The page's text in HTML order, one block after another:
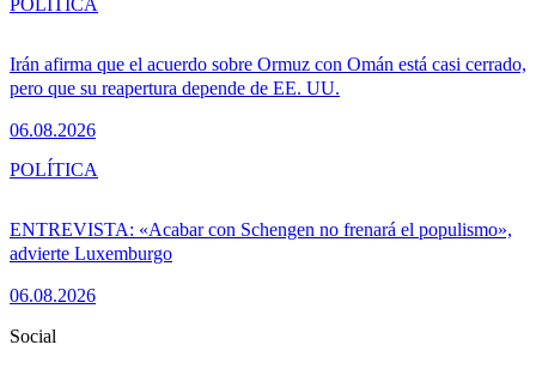
Irán afirma que el acuerdo sobre Ormuz con Omán está casi cerrado,
pero que su reapertura depende de EE. UU.
06.08.2026
ENTREVISTA: «Acabar con Schengen no frenará el populismo»,
advierte Luxemburgo
06.08.2026
POLÍTICA
Social